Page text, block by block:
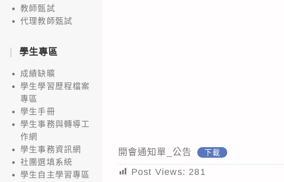
開會通知單_公告 下載
Post Views: 281
教師甄試
代理教師甄試
學生專區
成績缺曠
學生學習歷程檔案
專區
學生手冊
學生事務與轉導工
作網
學生事務資訊網
社團選填系統
學生自主學習專區